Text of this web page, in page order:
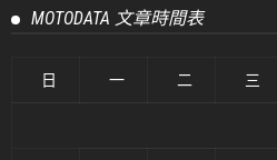
MOTODATA 文章時間表
日 一 二 三